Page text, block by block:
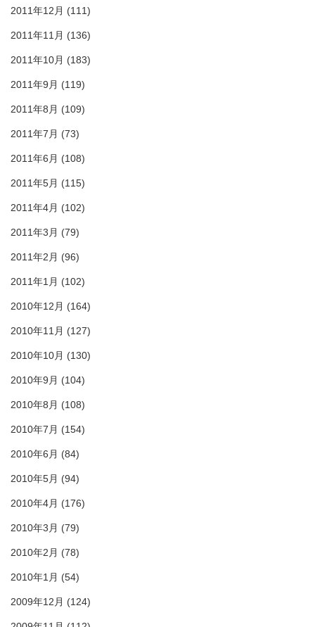
2011年12月 (111)
2011年11月 (136)
2011年10月 (183)
2011年9月 (119)
2011年8月 (109)
2011年7月 (73)
2011年6月 (108)
2011年5月 (115)
2011年4月 (102)
2011年3月 (79)
2011年2月 (96)
2011年1月 (102)
2010年12月 (164)
2010年11月 (127)
2010年10月 (130)
2010年9月 (104)
2010年8月 (108)
2010年7月 (154)
2010年6月 (84)
2010年5月 (94)
2010年4月 (176)
2010年3月 (79)
2010年2月 (78)
2010年1月 (54)
2009年12月 (124)